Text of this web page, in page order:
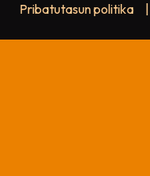
Pribatutasun politika